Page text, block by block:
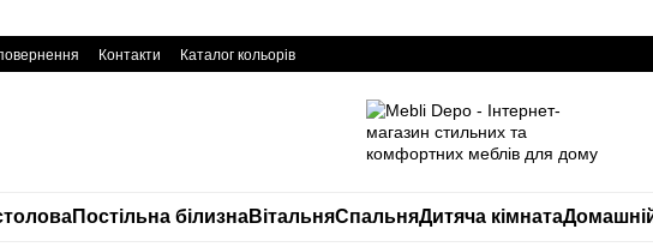
Контакти Каталог кольорів
Постільна білизнаВітальняСпальняДитяча кімната